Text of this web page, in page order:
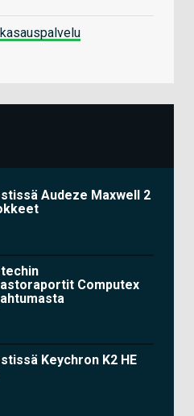
Audeze Maxwell 2
Computex
Keychron K2 HE